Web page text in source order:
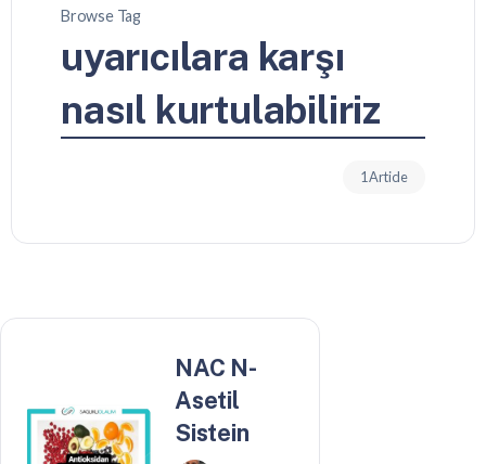
Browse Tag
uyarıcılara karşı
nasıl kurtulabiliriz
1 Article
NAC N-
Asetil
Sistein